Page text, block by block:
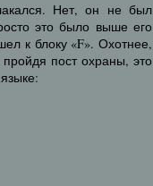
Нет, он не был
это было выше его
к блоку «F». Охотнее,
пост охраны, это